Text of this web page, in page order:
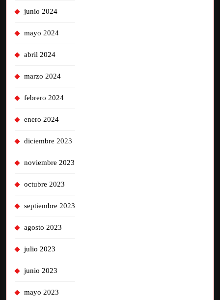
junio 2024
mayo 2024
abril 2024
marzo 2024
febrero 2024
enero 2024
diciembre 2023
noviembre 2023
octubre 2023
septiembre 2023
agosto 2023
julio 2023
junio 2023
mayo 2023